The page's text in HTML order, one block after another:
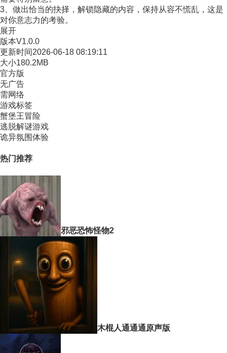
3、做出恰当的抉择，解锁隐藏的内容，保持从容不慌乱，这是
对你意志力的考验。
展开
版本V1.0.0
更新时间2026-06-18 08:19:11
大小180.2MB
官方版
无广告
需网络
游戏标签
蟹堡王冒险
逃脱解谜游戏
诡异氛围体验
热门推荐
邪恶恐怖怪物2
木棍人通通通原声版